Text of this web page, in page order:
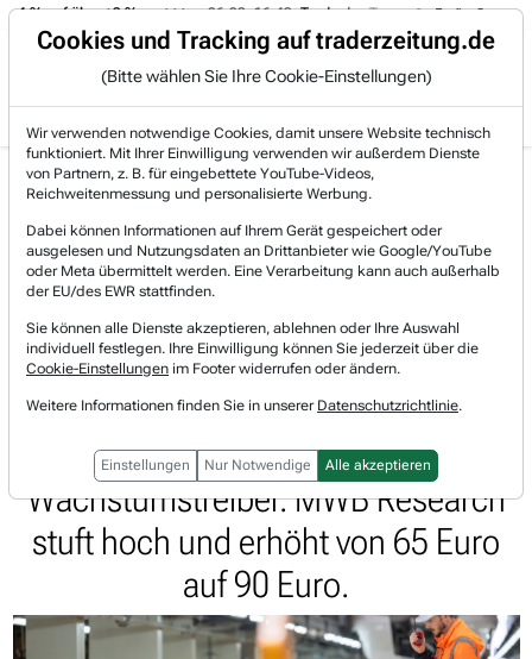
Trading-Room
% auf über +3 %. 06.08. 16:49 Trade des Tages 06.08.
Gratis Account Login
Jetzt registrieren und gratis Artikel lesen.
Bereits bei TraderFox registriert? Jetzt anmelden!
Home Börsen-Nachrichten
Trading-Room-Notizen
Vossloh AG: Rekordauftragsbestand und Bahninfrastr...
Vossloh Watchlist
Vossloh AG:
Rekordauftragsbestand und
Bahninfrastruktur als
Wachstumstreiber. MWB Research
stuft hoch und erhöht von 65 Euro
auf 90 Euro.
Cookies und Tracking auf traderzeitung.de
(Bitte wählen Sie Ihre Cookie-Einstellungen)
Wir verwenden notwendige Cookies, damit unsere Website technisch
funktioniert. Mit Ihrer Einwilligung verwenden wir außerdem Dienste
von Partnern, z. B. für eingebettete YouTube-Videos,
Reichweitenmessung und personalisierte Werbung.
Dabei können Informationen auf Ihrem Gerät gespeichert oder
ausgelesen und Nutzungsdaten an Drittanbieter wie Google/YouTube
oder Meta übermittelt werden. Eine Verarbeitung kann auch außerhalb
der EU/des EWR stattfinden.
Sie können alle Dienste akzeptieren, ablehnen oder Ihre Auswahl
individuell festlegen. Ihre Einwilligung können Sie jederzeit über die
Cookie-Einstellungen im Footer widerrufen oder ändern.
Weitere Informationen finden Sie in unserer Datenschutzrichtlinie.
Einstellungen Nur Notwendige Alle akzeptieren